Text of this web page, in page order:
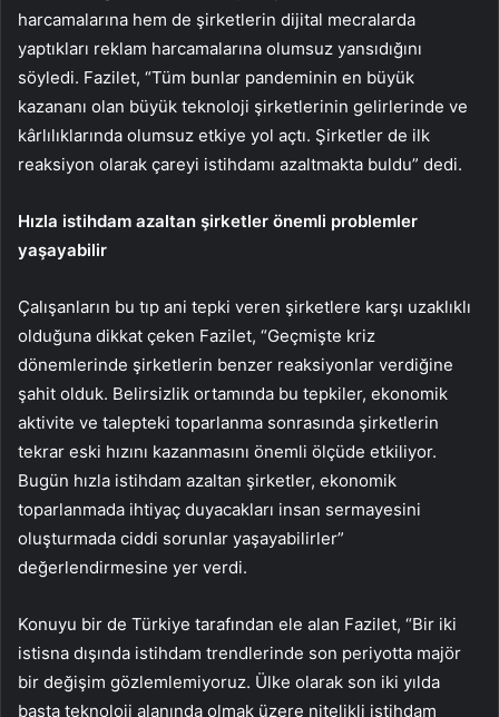
harcamalarına hem de şirketlerin dijital mecralarda
yaptıkları reklam harcamalarına olumsuz yansıdığını
söyledi. Fazilet, “Tüm bunlar pandeminin en büyük
kazananı olan büyük teknoloji şirketlerinin gelirlerinde ve
kârlılıklarında olumsuz etkiye yol açtı. Şirketler de ilk
reaksiyon olarak çareyi istihdamı azaltmakta buldu” dedi.
Hızla istihdam azaltan şirketler önemli problemler
yaşayabilir
Çalışanların bu tıp ani tepki veren şirketlere karşı uzaklıklı
olduğuna dikkat çeken Fazilet, “Geçmişte kriz
dönemlerinde şirketlerin benzer reaksiyonlar verdiğine
şahit olduk. Belirsizlik ortamında bu tepkiler, ekonomik
aktivite ve talepteki toparlanma sonrasında şirketlerin
tekrar eski hızını kazanmasını önemli ölçüde etkiliyor.
Bugün hızla istihdam azaltan şirketler, ekonomik
toparlanmada ihtiyaç duyacakları insan sermayesini
oluşturmada ciddi sorunlar yaşayabilirler”
değerlendirmesine yer verdi.
Konuyu bir de Türkiye tarafından ele alan Fazilet, “Bir iki
istisna dışında istihdam trendlerinde son periyotta majör
bir değişim gözlemlemiyoruz. Ülke olarak son iki yılda
başta teknoloji alanında olmak üzere nitelikli istihdam